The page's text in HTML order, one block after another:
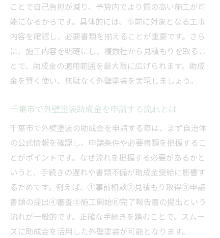
ことで自己負担が減り、予算内でより質の高い施工が可
能になるからです。具体的には、事前に対象となる工事
内容を確認し、必要書類を揃えることが重要です。さら
に、施工内容を明確にし、複数社から見積もりを取るこ
とで、助成金の適用範囲を最大限に広げられます。助成
金を賢く使い、無駄なく外壁塗装を実現しましょう。
千葉市で外壁塗装助成金を申請する流れとは
千葉市で外壁塗装の助成金を申請する際は、まず自治体
の公式情報を確認し、申請条件や必要書類を把握するこ
とがポイントです。なぜ流れを把握する必要があるかと
いうと、手続きの遅れや書類不備が助成金受給に影響す
るためです。例えば、①事前相談②見積もり取得③申請
書類の提出④審査⑤施工開始⑥完了報告書の提出という
流れが一般的です。正確な手続きを踏むことで、スムー
ズに助成金を活用した外壁塗装が可能となります。